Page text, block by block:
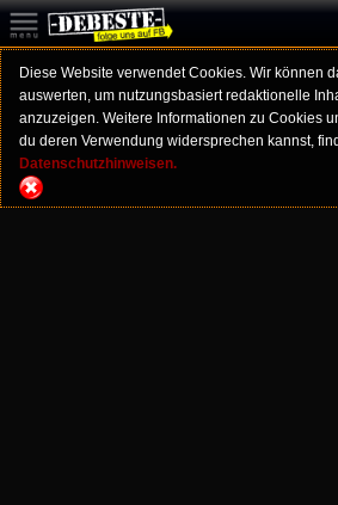
Diese Website verwendet Cookies. Wir können
auswerten, um nutzungsbasiert redaktionelle
anzuzeigen. Weitere Informationen zu Cookies
du deren Verwendung widersprechen kannst,
Datenschutzhinweisen.